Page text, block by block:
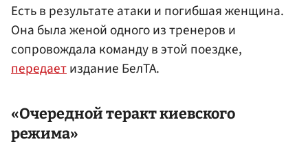
Есть в результате атаки и погибшая женщина.
Она была женой одного из тренеров и
сопровождала команду в этой поездке,
передаетиздание БелТА.
«Очередной теракт киевского
режима»